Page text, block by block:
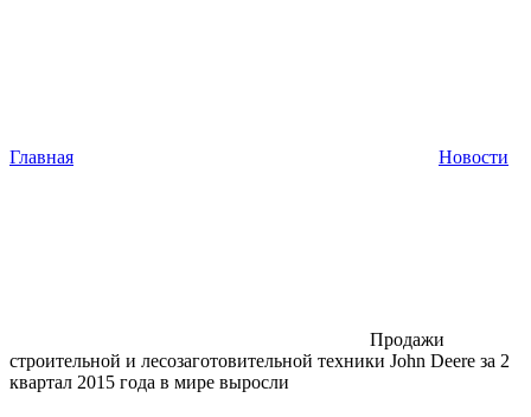
Главная Новости
Продажи
строительной и лесозаготовительной техники John Deere за 2
квартал 2015 года в мире выросли